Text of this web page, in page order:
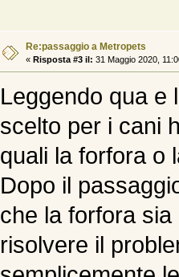
Re:passaggio a Metropets
« Risposta #3 il: 31 Maggio 2020,
Leggendo qua e
scelto per i cani
quali la forfora o
Dopo il
che la forfora
risolvere il